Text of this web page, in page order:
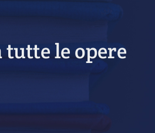
le opere